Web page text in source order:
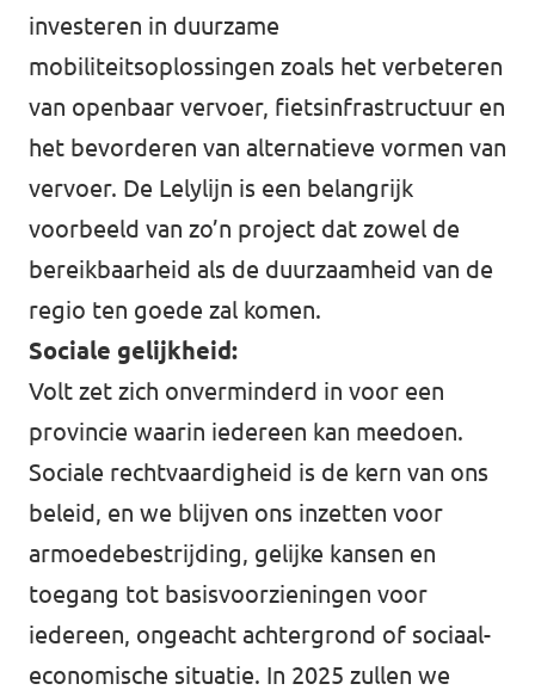
investeren in duurzame
mobiliteitsoplossingen zoals het verbeteren
van openbaar vervoer, fietsinfrastructuur en
het bevorderen van alternatieve vormen van
vervoer. De Lelylijn is een belangrijk
voorbeeld van zo’n project dat zowel de
bereikbaarheid als de duurzaamheid van de
regio ten goede zal komen.
Sociale gelijkheid:
Volt zet zich onverminderd in voor een
provincie waarin iedereen kan meedoen.
Sociale rechtvaardigheid is de kern van ons
beleid, en we blijven ons inzetten voor
armoedebestrijding, gelijke kansen en
toegang tot basisvoorzieningen voor
iedereen, ongeacht achtergrond of sociaal-
economische situatie. In 2025 zullen we